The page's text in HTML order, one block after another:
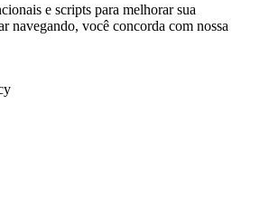
e scripts para melhorar sua
navegando, você concorda com nossa